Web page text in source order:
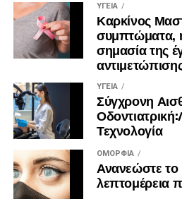
RELATED TOPICS: FEATURED
UP NEXT
Τα 4 βήματα για να γίνετε
DON'T MISS
Κατακράτηση υγρών:Τι
ΥΓΕΊΑ
Καρκίνος
συμπτώματα,
σημασία της
ΥΓΕΊΑ
Σύγχρονη
Τεχνολογία
ΟΜΟΡΦΙΆ
Ανανεώστε
λεπτομέρεια